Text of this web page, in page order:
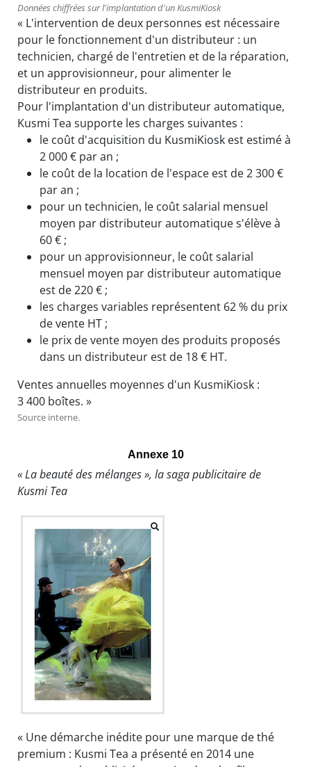
Données chiffrées sur l'implantation d'un KusmiKiosk
« L'intervention de deux personnes est nécessaire
pour le fonctionnement d'un distributeur : un
technicien, chargé de l'entretien et de la réparation,
et un approvisionneur, pour alimenter le
distributeur en produits.
Pour l'implantation d'un distributeur automatique,
Kusmi Tea supporte les charges suivantes :
le coût d'acquisition du KusmiKiosk est estimé à
2 000 € par an ;
le coût de la location de l'espace est de 2 300 €
par an ;
pour un technicien, le coût salarial mensuel
moyen par distributeur automatique s'élève à
60 € ;
pour un approvisionneur, le coût salarial
mensuel moyen par distributeur automatique
est de 220 € ;
les charges variables représentent 62 % du prix
de vente HT ;
le prix de vente moyen des produits proposés
dans un distributeur est de 18 € HT.
Ventes annuelles moyennes d'un KusmiKiosk :
3 400 boîtes. »
Source interne.
Annexe 10
« La beauté des mélanges », la saga publicitaire de
Kusmi Tea
« Une démarche inédite pour une marque de thé
premium : Kusmi Tea a présenté en 2014 une